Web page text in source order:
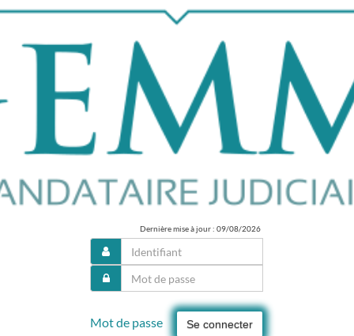
Dernière mise à jour : 09/08/2026
Se connecter
Mot de passe